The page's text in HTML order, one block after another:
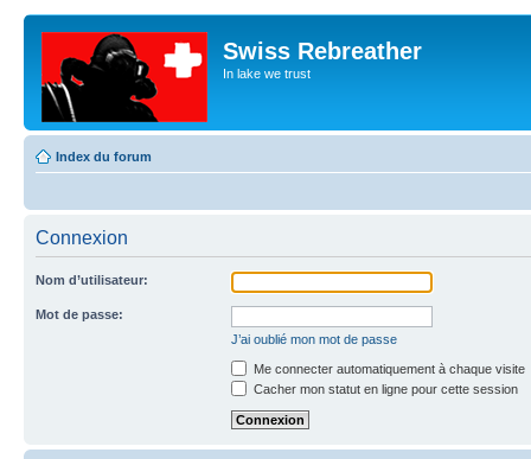
Swiss Rebreather
In lake we trust
Index du forum
Connexion
Nom d’utilisateur:
Mot de passe:
J’ai oublié mon mot de passe
Me connecter automatiquement à chaque visite
Cacher mon statut en ligne pour cette session